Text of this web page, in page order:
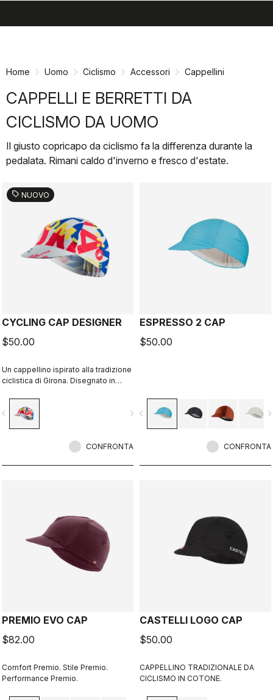
Home Uomo Ciclismo Accessori Cappellini
CAPPELLI E BERRETTI DA
CICLISMO DA UOMO
Il giusto copricapo da ciclismo fa la differenza durante la
pedalata. Rimani caldo d'inverno e fresco d'estate.
sell NUOVO
CYCLING CAP DESIGNER
$50.00
Un cappellino ispirato alla tradizione
ciclistica di Girona. Disegnato in
navigate_next
CONFRONTA
ESPRESSO 2 CAP
$50.00
navigate_before
CONFRONTA
PREMIO EVO CAP
$82.00
Comfort Premio. Stile Premio.
Performance Premio.
CASTELLI LOGO CAP
$50.00
CAPPELLINO TRADIZIONALE DA
CICLISMO IN COTONE.